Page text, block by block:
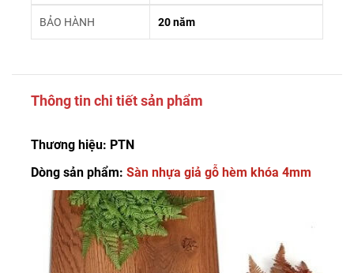
BẢO HÀNH 20 năm
Thông tin chi tiết sản phẩm
Thương hiệu: PTN
Dòng sản phẩm: Sàn nhựa giả gỗ hèm khóa 4mm